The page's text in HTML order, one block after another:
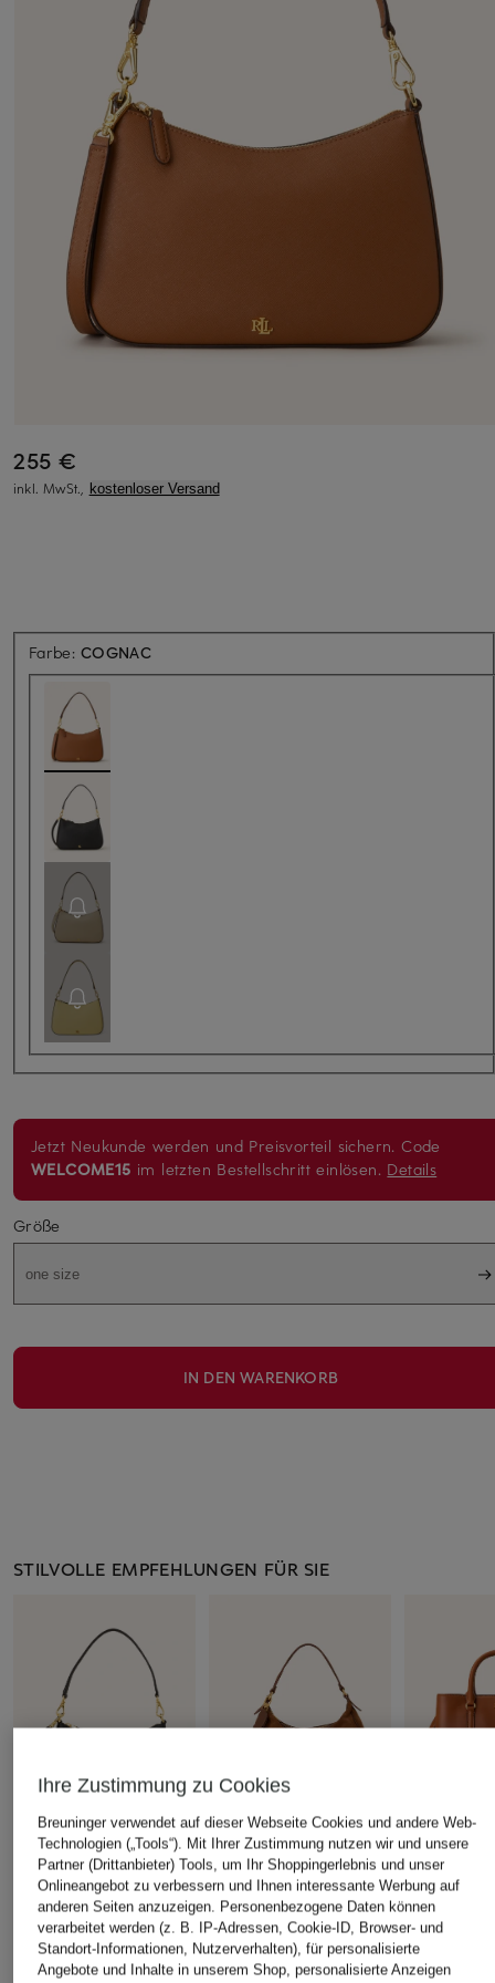
255 €
inkl. MwSt., kostenloser Versand
Farbe:COGNAC
Jetzt Neukunde werden und Preisvorteil sichern. Code
WELCOME15 im letzten Bestellschritt einlösen. Details
Größe
one size
IN DEN WARENKORB
STILVOLLE EMPFEHLUNGEN FÜR SIE
LAUREN RALPH
LAUREN
Saffiano-
Umhängetasche DANNI
+Aktionsrabatt
TED BAKER
Handtasche SAMIYRA
179,99 €
LAUREN
LAUREN
Handtasche
395 €
Ihre Zustimmung zu Cookies
Breuninger verwendet auf dieser Webseite Cookies und andere Web-
Technologien („Tools“). Mit Ihrer Zustimmung nutzen wir und unsere
Partner (Drittanbieter) Tools, um Ihr Shoppingerlebnis und unser
Onlineangebot zu verbessern und Ihnen interessante Werbung auf
anderen Seiten anzuzeigen. Personenbezogene Daten können
verarbeitet werden (z. B. IP-Adressen, Cookie-ID, Browser- und
Standort-Informationen, Nutzerverhalten), für personalisierte
Angebote und Inhalte in unserem Shop, personalisierte Anzeigen